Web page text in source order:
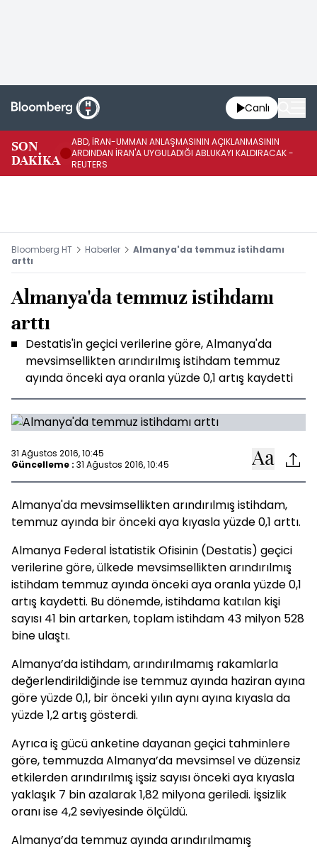
Canlı
SON
DAKİKA
ABD, İRAN-UMMAN ANLAŞMASININ AÇIKLANMASININ
ARDINDAN İRAN'A UYGULADIĞI ABLUKAYI KALDIRACAK -
REUTERS
Bloomberg HT Haberler
Almanya'da temmuz istihdamı
arttı
Almanya'da temmuz istihdamı
arttı
Destatis'in geçici verilerine göre, Almanya'da
mevsimsellikten arındırılmış istihdam temmuz
ayında önceki aya oranla yüzde 0,1 artış kaydetti
31 Ağustos 2016, 10:45
Güncelleme : 31 Ağustos 2016, 10:45
Almanya'da mevsimsellikten arındırılmış istihdam,
temmuz ayında bir önceki aya kıyasla yüzde 0,1 arttı.
Almanya Federal İstatistik Ofisinin (Destatis) geçici
verilerine göre, ülkede mevsimsellikten arındırılmış
istihdam temmuz ayında önceki aya oranla yüzde 0,1
artış kaydetti. Bu dönemde, istihdama katılan kişi
sayısı 41 bin artarken, toplam istihdam 43 milyon 528
bine ulaştı.
Almanya’da istihdam, arındırılmamış rakamlarla
değerlendirildiğinde ise temmuz ayında haziran ayına
göre yüzde 0,1, bir önceki yılın aynı ayına kıyasla da
yüzde 1,2 artış gösterdi.
Ayrıca iş gücü anketine dayanan geçici tahminlere
göre, temmuzda Almanya’da mevsimsel ve düzensiz
etkilerden arındırılmış işsiz sayısı önceki aya kıyasla
yaklaşık 7 bin azalarak 1,82 milyona geriledi. İşsizlik
oranı ise 4,2 seviyesinde ölçüldü.
Almanya’da temmuz ayında arındırılmamış